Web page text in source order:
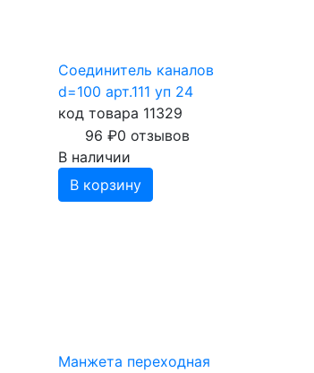
Соединитель каналов
d=100 арт.111 уп 24
код товара 11329
96 ₽0 отзывов
В наличии
В корзину
Манжета переходная